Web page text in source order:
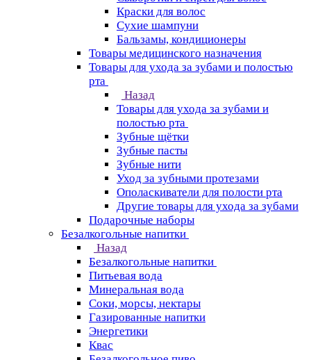
Краски для волос
Сухие шампуни
Бальзамы, кондиционеры
Товары медицинского назначения
Товары для ухода за зубами и полостью
рта
Назад
Товары для ухода за зубами и
полостью рта
Зубные щётки
Зубные пасты
Зубные нити
Уход за зубными протезами
Ополаскиватели для полости рта
Другие товары для ухода за зубами
Подарочные наборы
Безалкогольные напитки
Назад
Безалкогольные напитки
Питьевая вода
Минеральная вода
Соки, морсы, нектары
Газированные напитки
Энергетики
Квас